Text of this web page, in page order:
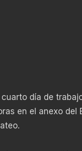
día de
en el anexo